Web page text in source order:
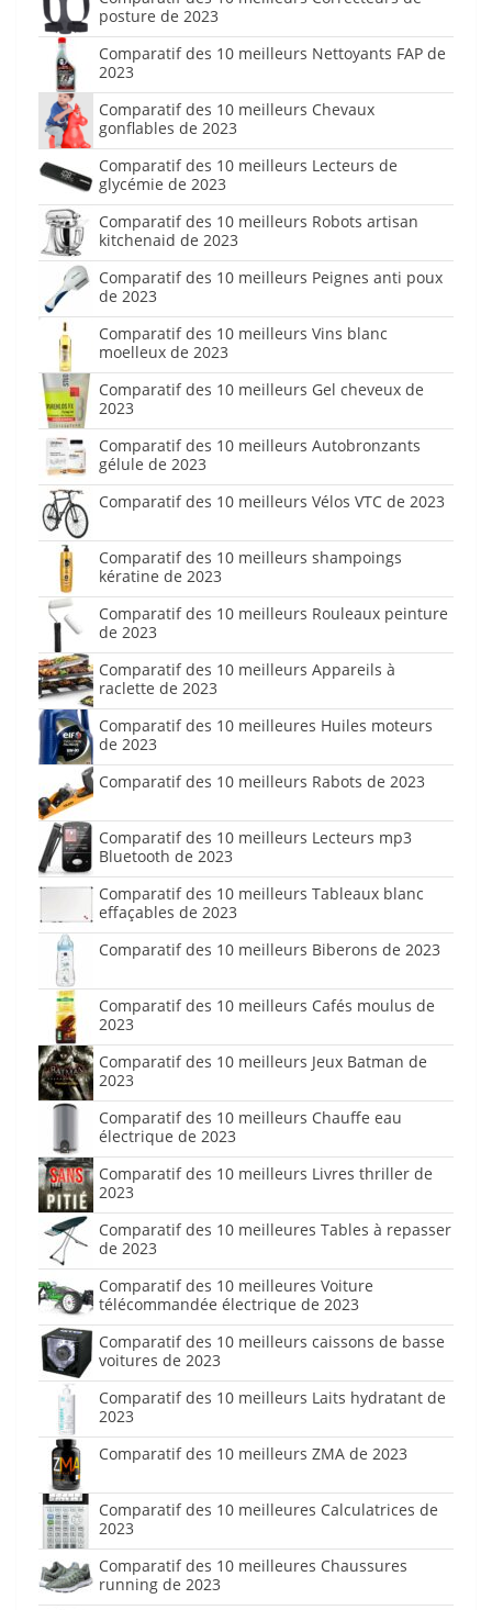
posture de 2023
Comparatif des 10 meilleurs Nettoyants FAP de
2023
Comparatif des 10 meilleurs Chevaux
gonflables de 2023
Comparatif des 10 meilleurs Lecteurs de
glycémie de 2023
Comparatif des 10 meilleurs Robots artisan
kitchenaid de 2023
Comparatif des 10 meilleurs Peignes anti poux
de 2023
Comparatif des 10 meilleurs Vins blanc
moelleux de 2023
Comparatif des 10 meilleurs Gel cheveux de
2023
Comparatif des 10 meilleurs Autobronzants
gélule de 2023
Comparatif des 10 meilleurs Vélos VTC de 2023
Comparatif des 10 meilleurs shampoings
kératine de 2023
Comparatif des 10 meilleurs Rouleaux peinture
de 2023
Comparatif des 10 meilleurs Appareils à
raclette de 2023
Comparatif des 10 meilleures Huiles moteurs
de 2023
Comparatif des 10 meilleurs Rabots de 2023
Comparatif des 10 meilleurs Lecteurs mp3
Bluetooth de 2023
Comparatif des 10 meilleurs Tableaux blanc
effaçables de 2023
Comparatif des 10 meilleurs Biberons de 2023
Comparatif des 10 meilleurs Cafés moulus de
2023
Comparatif des 10 meilleurs Jeux Batman de
2023
Comparatif des 10 meilleurs Chauffe eau
électrique de 2023
Comparatif des 10 meilleurs Livres thriller de
2023
Comparatif des 10 meilleures Tables à repasser
de 2023
Comparatif des 10 meilleures Voiture
télécommandée électrique de 2023
Comparatif des 10 meilleurs caissons de basse
voitures de 2023
Comparatif des 10 meilleurs Laits hydratant de
2023
Comparatif des 10 meilleurs ZMA de 2023
Comparatif des 10 meilleures Calculatrices de
2023
Comparatif des 10 meilleures Chaussures
running de 2023